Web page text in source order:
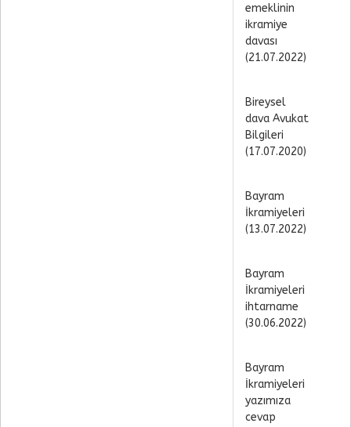
emeklinin
ikramiye
davası
(21.07.2022)
Bireysel
dava Avukat
Bilgileri
(17.07.2020)
Bayram
İkramiyeleri
(13.07.2022)
Bayram
İkramiyeleri
ihtarname
(30.06.2022)
Bayram
İkramiyeleri
yazımıza
cevap